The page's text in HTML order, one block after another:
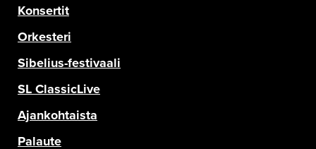
Konsertit
Orkesteri
Sibelius-festivaali
SL ClassicLive
Ajankohtaista
Palaute